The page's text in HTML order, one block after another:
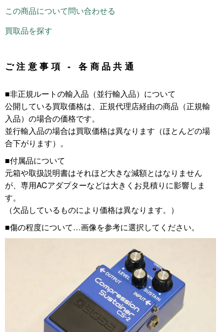
この商品について問い合わせる
買取品を探す
ご注意事項 - 各商品共通
■非正規ルートの輸入品（並行輸入品）について
公開している買取価格は、正規代理店経由の商品（正規輸
入品）の場合の価格です。
並行輸入品の場合は買取価格は異なります（ほとんどの場
合下がります）。
■付属品について
元箱や取扱説明書はそれほど大きな減額とはなりません
が、専用ACアダプターなどは大きくお見積りに影響しま
す。
（欠品しているものにより価格は異なります。）
■傷の程度について…画像を参考に選択してください。